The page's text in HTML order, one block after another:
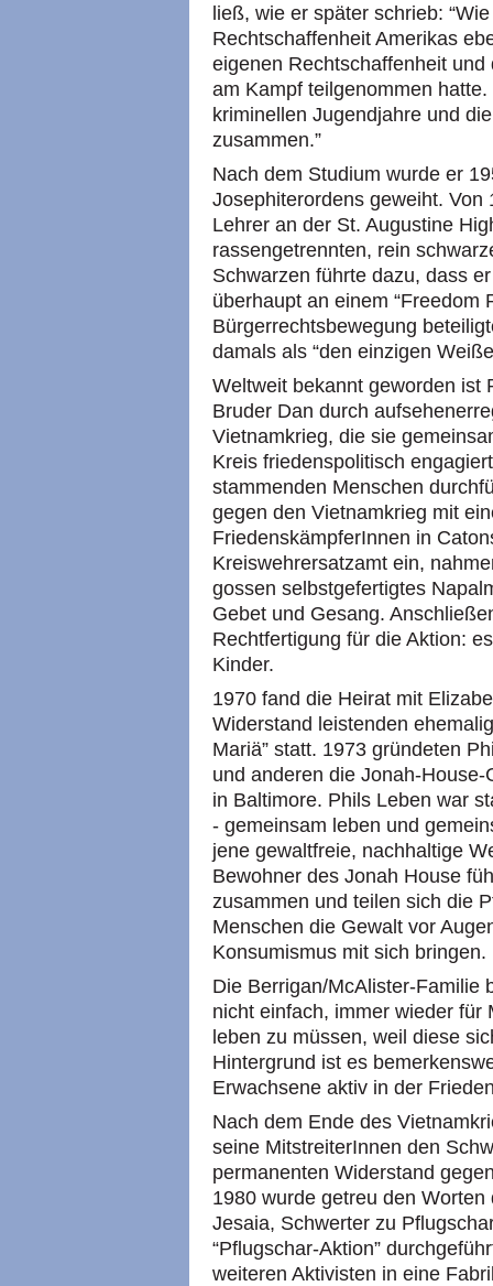
ließ, wie er später schrieb:
Rechtschaffenheit Amerikas
eigenen Rechtschaffenheit
am Kampf teilgenommen
kriminellen Jugendjahre und
zusammen.”
Nach dem Studium wurde er
Josephiterordens geweiht.
Lehrer an der St. Augustine
rassengetrennten, rein
Schwarzen führte dazu, dass
überhaupt an einem “Freedom
Bürgerrechtsbewegung
damals als “den einzigen
Weltweit bekannt geworden ist
Bruder Dan durch
Vietnamkrieg, die sie
Kreis friedenspolitisch
stammenden Menschen
gegen den Vietnamkrieg mit
FriedenskämpferInnen in
Kreiswehrersatzamt ein,
gossen selbstgefertigtes
Gebet und Gesang.
Rechtfertigung für die Aktion:
Kinder.
1970 fand die Heirat mit
Widerstand leistenden
Mariä” statt. 1973 gründeten
und anderen die Jonah-
in Baltimore. Phils Leben war
- gemeinsam leben und
jene gewaltfreie, nachhaltige
Bewohner des Jonah House
zusammen und teilen sich die
Menschen die Gewalt vor
Konsumismus mit sich bringen.
Die Berrigan/McAlister-Familie
nicht einfach, immer wieder für
leben zu müssen, weil diese
Hintergrund ist es
Erwachsene aktiv in der
Nach dem Ende des
seine MitstreiterInnen den
permanenten Widerstand
1980 wurde getreu den
Jesaia, Schwerter zu
“Pflugschar-Aktion”
weiteren Aktivisten in eine